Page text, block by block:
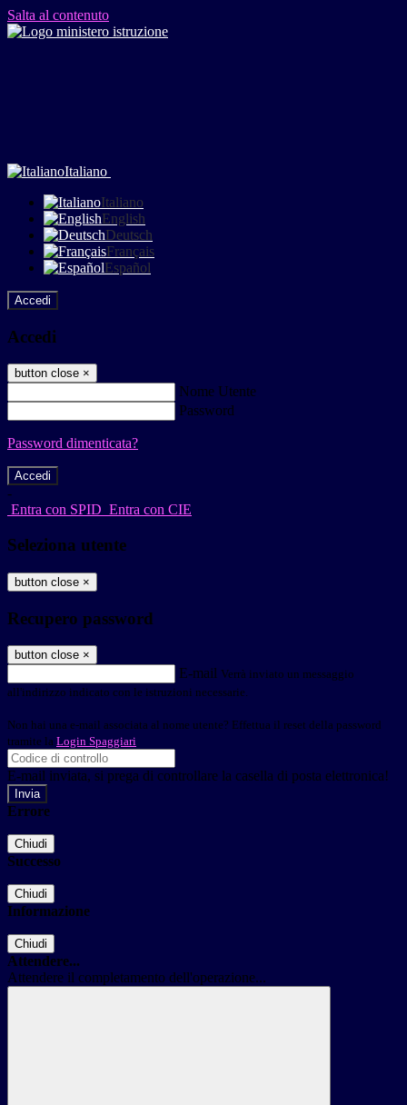
Salta al contenuto
Italiano
Italiano
English
Deutsch
Français
Español
Accedi
Accedi
button close ×
Nome Utente
Password
Password dimenticata?
-
Entra con SPID Entra con CIE
Seleziona utente
button close ×
Recupero password
button close ×
E-mail Verrà inviato un messaggio
all'indirizzo indicato con le istruzioni necessarie.
Non hai una e-mail associata al nome utente? Effettua il reset della password
tramite la Login Spaggiari
E-mail inviata, si prega di controllare la casella di posta elettronica!
Errore
Chiudi
Successo
Chiudi
Informazione
Chiudi
Attendere...
Attendere il completamento dell'operazione...